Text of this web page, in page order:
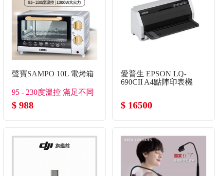
聲寶SAMPO 10L 電烤箱
95 - 230度溫控 滿足不同
的烘培行程
$ 988
愛普生 EPSON LQ-
690CII A4點陣印表機
$ 16500